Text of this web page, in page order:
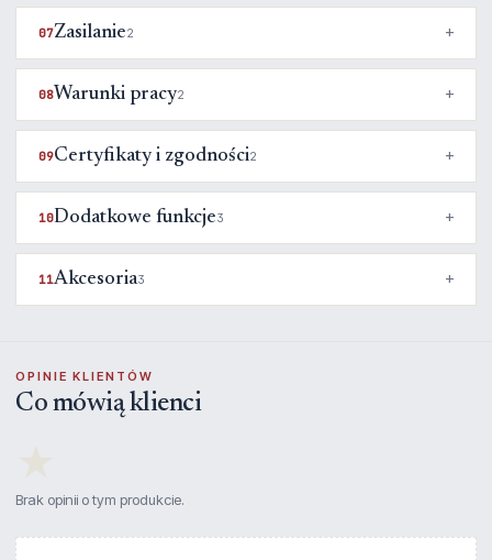
07Zasilanie2
08Warunki pracy2
09Certyfikaty i zgodności2
10Dodatkowe funkcje3
11Akcesoria3
OPINIE KLIENTÓW
Co mówią klienci
Brak opinii o tym produkcie.